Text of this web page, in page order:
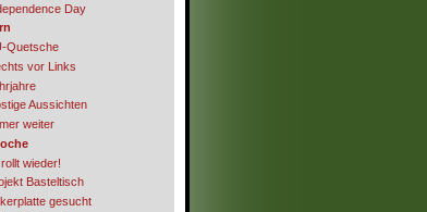
Day
Quetsche
vor Links
Aussichten
weiter
wieder!
Basteltisch
gesucht